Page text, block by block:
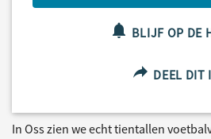
BLIJF OP DE
DEEL DIT
In Oss zien we echt tientallen